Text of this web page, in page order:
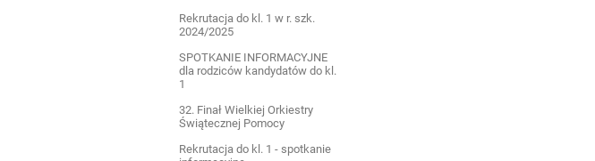
Rekrutacja do kl. 1 w r. szk.
2024/2025
SPOTKANIE INFORMACYJNE
dla rodziców kandydatów do kl.
1
32. Finał Wielkiej Orkiestry
Świątecznej Pomocy
Rekrutacja do kl. 1 - spotkanie